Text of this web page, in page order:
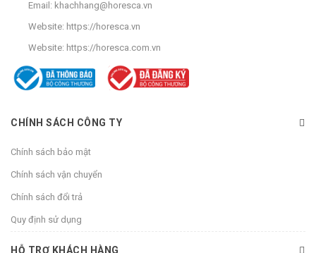
Email: khachhang@horesca.vn
Website: https://horesca.vn
Website: https://horesca.com.vn
CHÍNH SÁCH CÔNG TY
Chính sách bảo mật
Chính sách vận chuyển
Chính sách đổi trả
Quy định sử dụng
HỖ TRỢ KHÁCH HÀNG